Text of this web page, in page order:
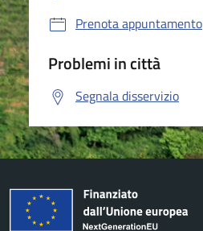
Prenota appuntamento
Problemi in città
Segnala disservizio